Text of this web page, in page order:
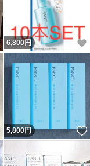
いいね！
6,800円
いいね！
5,800円